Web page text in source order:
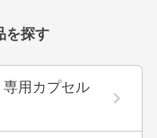
を探す
用カプセル